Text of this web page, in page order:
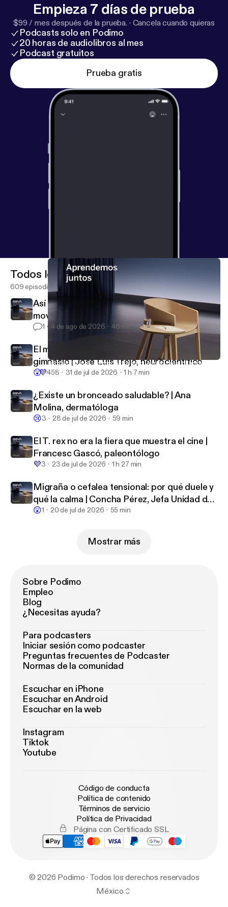
Empieza 7 días de prueba
$99 / mes después de la prueba. · Cancela cuando quieras
Podcasts solo en Podimo
20 horas de audiolibros al mes
Podcast gratuitos
Prueba gratis
Ludovic Slimak: La rencontre avec la tribu qui a changé sa vie
BBVA Aprendemos juntos
Todos los episodios
609 episodios
Así reacciona tu cuerpo cuando dejas de
moverte | Inés Moreno, traumatóloga
1 4 de ago de 2026 48 min
El mejor lugar para hacer ejercicio no es el
gimnasio | José Luis Trejo, neurocientífico
😲💜458 31 de jul de 2026 1 h 7 min
¿Existe un bronceado saludable? | Ana
Molina, dermatóloga
😢3 28 de jul de 2026 59 min
El T. rex no era la fiera que muestra el cine |
Francesc Gascó, paleontólogo
💜3 23 de jul de 2026 1 h 27 min
Migraña o cefalea tensional: por qué duele y
qué la calma | Concha Pérez, Jefa Unidad del
Dolor
😲1 20 de jul de 2026 55 min
Mostrar más
Sobre Podimo
Empleo
Blog
¿Necesitas ayuda?
Para podcasters
Iniciar sesión como podcaster
Preguntas frecuentes de Podcaster
Normas de la comunidad
Escuchar en iPhone
Escuchar en Android
Escuchar en la web
Instagram
Tiktok
Youtube
Código de conducta
Política de contenido
Términos de servicio
Política de Privacidad
Página con Certificado SSL
© 2026 Podimo · Todos los derechos reservados
México